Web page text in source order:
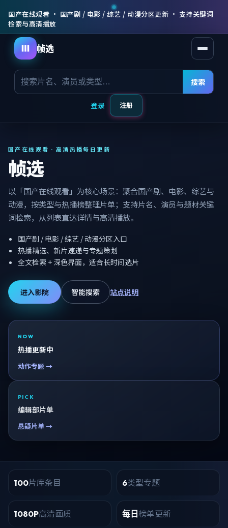
国产在线观看 · 国产剧 / 电影 / 综艺 / 动漫分区更新 · 支持关键词
检索与高清播放
帧选 打开
搜索
登录 注册
国产在线观看 · 高清热播每日更新
帧选
以「国产在线观看」为核心场景：聚合国产剧、电影、综艺与
动漫，按类型与热播榜整理片单；支持片名、演员与题材关键
词检索，从列表直达详情与高清播放。
国产剧 / 电影 / 综艺 / 动漫分区入口
热播精选、新片速递与专题策划
全文检索 + 深色界面，适合长时间选片
进入影院 智能搜索 站点说明
NOW
热播更新中
动作专题 →
PICK
编辑部片单
悬疑片单 →
100片库条目 6类型专题
1080P高清画质 每日 榜单更新